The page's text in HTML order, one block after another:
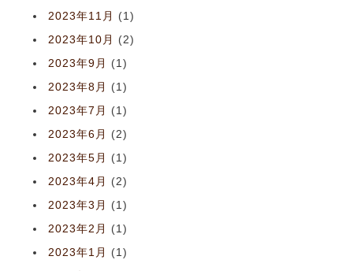
2023年11月
(1)
2023年10月
(2)
2023年9月
(1)
2023年8月
(1)
2023年7月
(1)
2023年6月
(2)
2023年5月
(1)
2023年4月
(2)
2023年3月
(1)
2023年2月
(1)
2023年1月
(1)